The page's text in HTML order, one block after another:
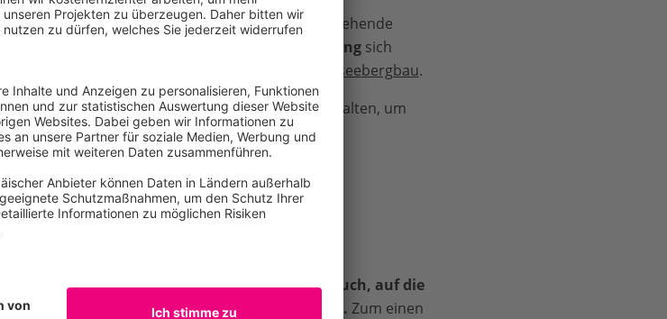
Und damit leider auch das Risiko, dass bestehende
oder Luft- und Wasserverschmutzungsich
beschritten werden, wie zum Beispiel
Tiefseebergbau.
so verantwortungsvoll wie möglich zu gestalten, um
und in der Batterieproduktion zu minimieren.
Die EU reagiert, wie andere Länder auch, auf die
sich rasant verändernden Umstände. Zum einen